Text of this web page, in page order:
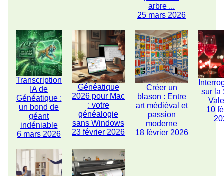
arbre ...
25 mars 2026
Transcription
IA de
Généatique :
un bond de
géant
indéniable
6 mars 2026
Généatique
2026 pour Mac
: votre
généalogie
sans Windows
23 février 2026
Créer un
blason : Entre
art médiéval et
passion
moderne
18 février 2026
sur la
10